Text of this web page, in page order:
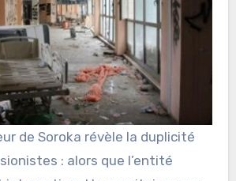
de Soroka révèle la duplicité
: alors que l’entité